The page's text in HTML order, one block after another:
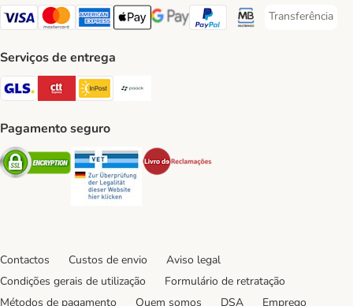
Visa Payment Method
Mastercard Payment Method
American Express Payment Method
Apple Pay Payment Method
Google Pay Payment Method
PayPal Payment Method
Multibanco Payment
Transferência
Transferência
Serviços de entrega
GLS Shipping Method
CTTExpress Shipping Method
InPost Shipping Method
Pagamento seguro
Security Security
Contactos Custos de envio
Aviso legal
Condições gerais de utilização
Formulário de retratação
Métodos de pagamento
Quem somos DSA Emprego